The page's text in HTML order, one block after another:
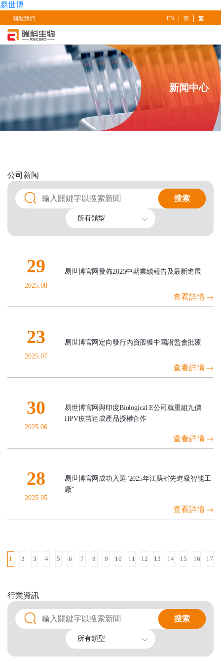
易世博
聯繫我們 EN | 简 | 繁
新闻中心
公司 新闻
搜索
搜索
所有類型
29
2025.08
易世博官网發佈2025中期業績報告及最新進展
查看詳情
23
2025.07
易世博官网定向發行內資股獲中國證監會批覆
查看詳情
30
2025.06
易世博官网與印度Biological E公司就重組九價
HPV疫苗達成產品授權合作
查看詳情
28
2025.05
易世博官网成功入選"2025年江蘇省先進級智能工
廠"
查看詳情
1 2 3 4 5 6 7 8 9 10 11 12 13 14 15 16 17
行業資訊
搜索
搜索
所有類型